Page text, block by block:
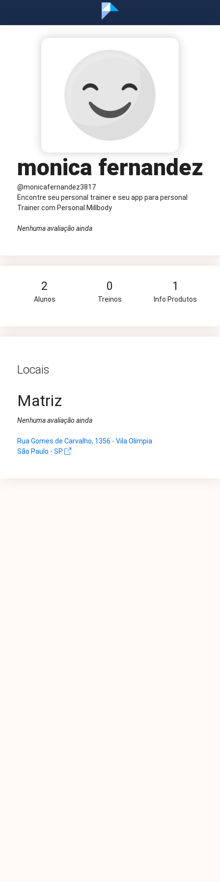
monica fernandez
@monicafernandez3817
Encontre seu personal trainer e seu app para personal
Trainer com Personal Millbody
Nenhuma avaliação ainda
2
Alunos
0
Treinos
1
Info Produtos
Locais
Matriz
Nenhuma avaliação ainda
Rua Gomes de Carvalho, 1356 - Vila Olímpia
São Paulo - SP